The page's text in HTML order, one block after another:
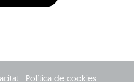
Política de cookies